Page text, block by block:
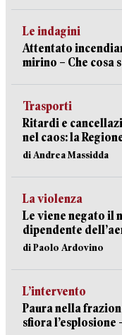
Le indagini
Attentato
mirino – Che cosa
Trasporti
Ritardi e
nel caos: la
di Andrea Massidda
La violenza
Le viene negato il
dipendente
di Paolo Ardovino
L’intervento
Paura nella
sfiora l’esplosione